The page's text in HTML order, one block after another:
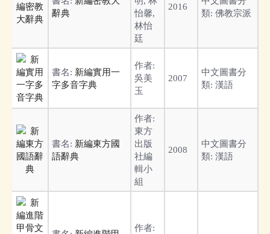
辭典
怡馨,
林怡
廷
2016
類: 佛教宗派
書名: 新編實用一
字多音字典
作者:
吳美
玉
2007
中文圖書分
類: 漢語
書名: 新編東方國
語辭典
作者:
東方
出版
社編
輯小
組
2008
中文圖書分
類: 漢語
作者: